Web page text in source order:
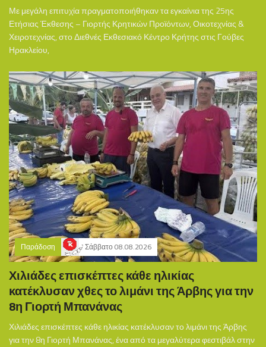
Με μεγάλη επιτυχία πραγματοποιήθηκαν τα εγκαίνια της 25ης
Ετήσιας Έκθεσης – Γιορτής Κρητικών Προϊόντων, Οικοτεχνίας &
Χειροτεχνίας, στο Διεθνές Εκθεσιακό Κέντρο Κρήτης στις Γούβες
Ηρακλείου,
Παράδοση Σάββατο 08.08.2026
Χιλιάδες επισκέπτες κάθε ηλικίας
κατέκλυσαν χθες το λιμάνι της Άρβης για την
8η Γιορτή Μπανάνας
Χιλιάδες επισκέπτες κάθε ηλικίας κατέκλυσαν το λιμάνι της Άρβης
για την 8η Γιορτή Μπανάνας, ένα από τα μεγαλύτερα φεστιβάλ στην